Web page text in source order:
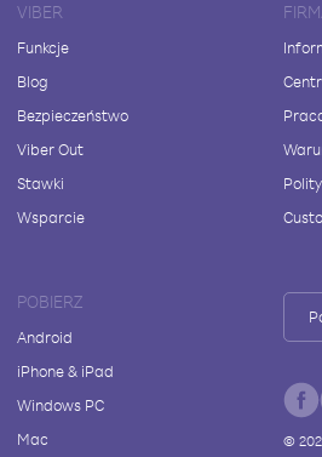
VIBER
Funkcje
Blog
Bezpieczeństwo
Viber Out
Stawki
Wsparcie
POBIERZ
Android
iPhone & iPad
Windows PC
Mac
©